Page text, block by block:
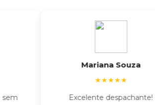
Mariana Souza
★★★★★
Excelente despachante!